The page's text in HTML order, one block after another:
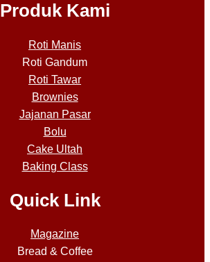
Produk Kami
Roti Manis
Roti Gandum
Roti Tawar
Brownies
Jajanan Pasar
Bolu
Cake Ultah
Baking Class
Quick Link
Magazine
Bread & Coffee